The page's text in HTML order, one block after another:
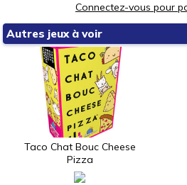
Connectez-vous pour
Autres jeux à voir
Taco Chat Bouc Cheese
Pizza